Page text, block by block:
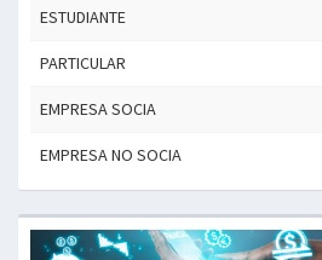
ESTUDIANTE
PARTICULAR
EMPRESA SOCIA
EMPRESA NO SOCIA